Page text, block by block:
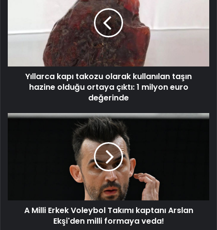
taşın
ortaya
değerinde
Yıllarca kapı takozu olarak kullanılan taşın
hazine olduğu ortaya çıktı: 1 milyon euro
değerinde
A
milli
formayaA Milli Erkek Voleybol Takımı kaptanı Arslan
Ekşi'den milli formaya veda!